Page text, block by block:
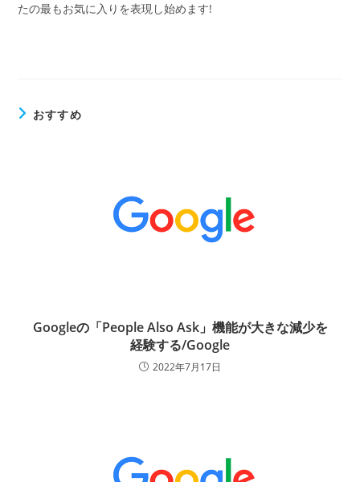
たの最もお気に入りを表現し始めます!
おすすめ
Googleの「People Also Ask」機能が大きな減少を
経験する/Google
2022年7月17日